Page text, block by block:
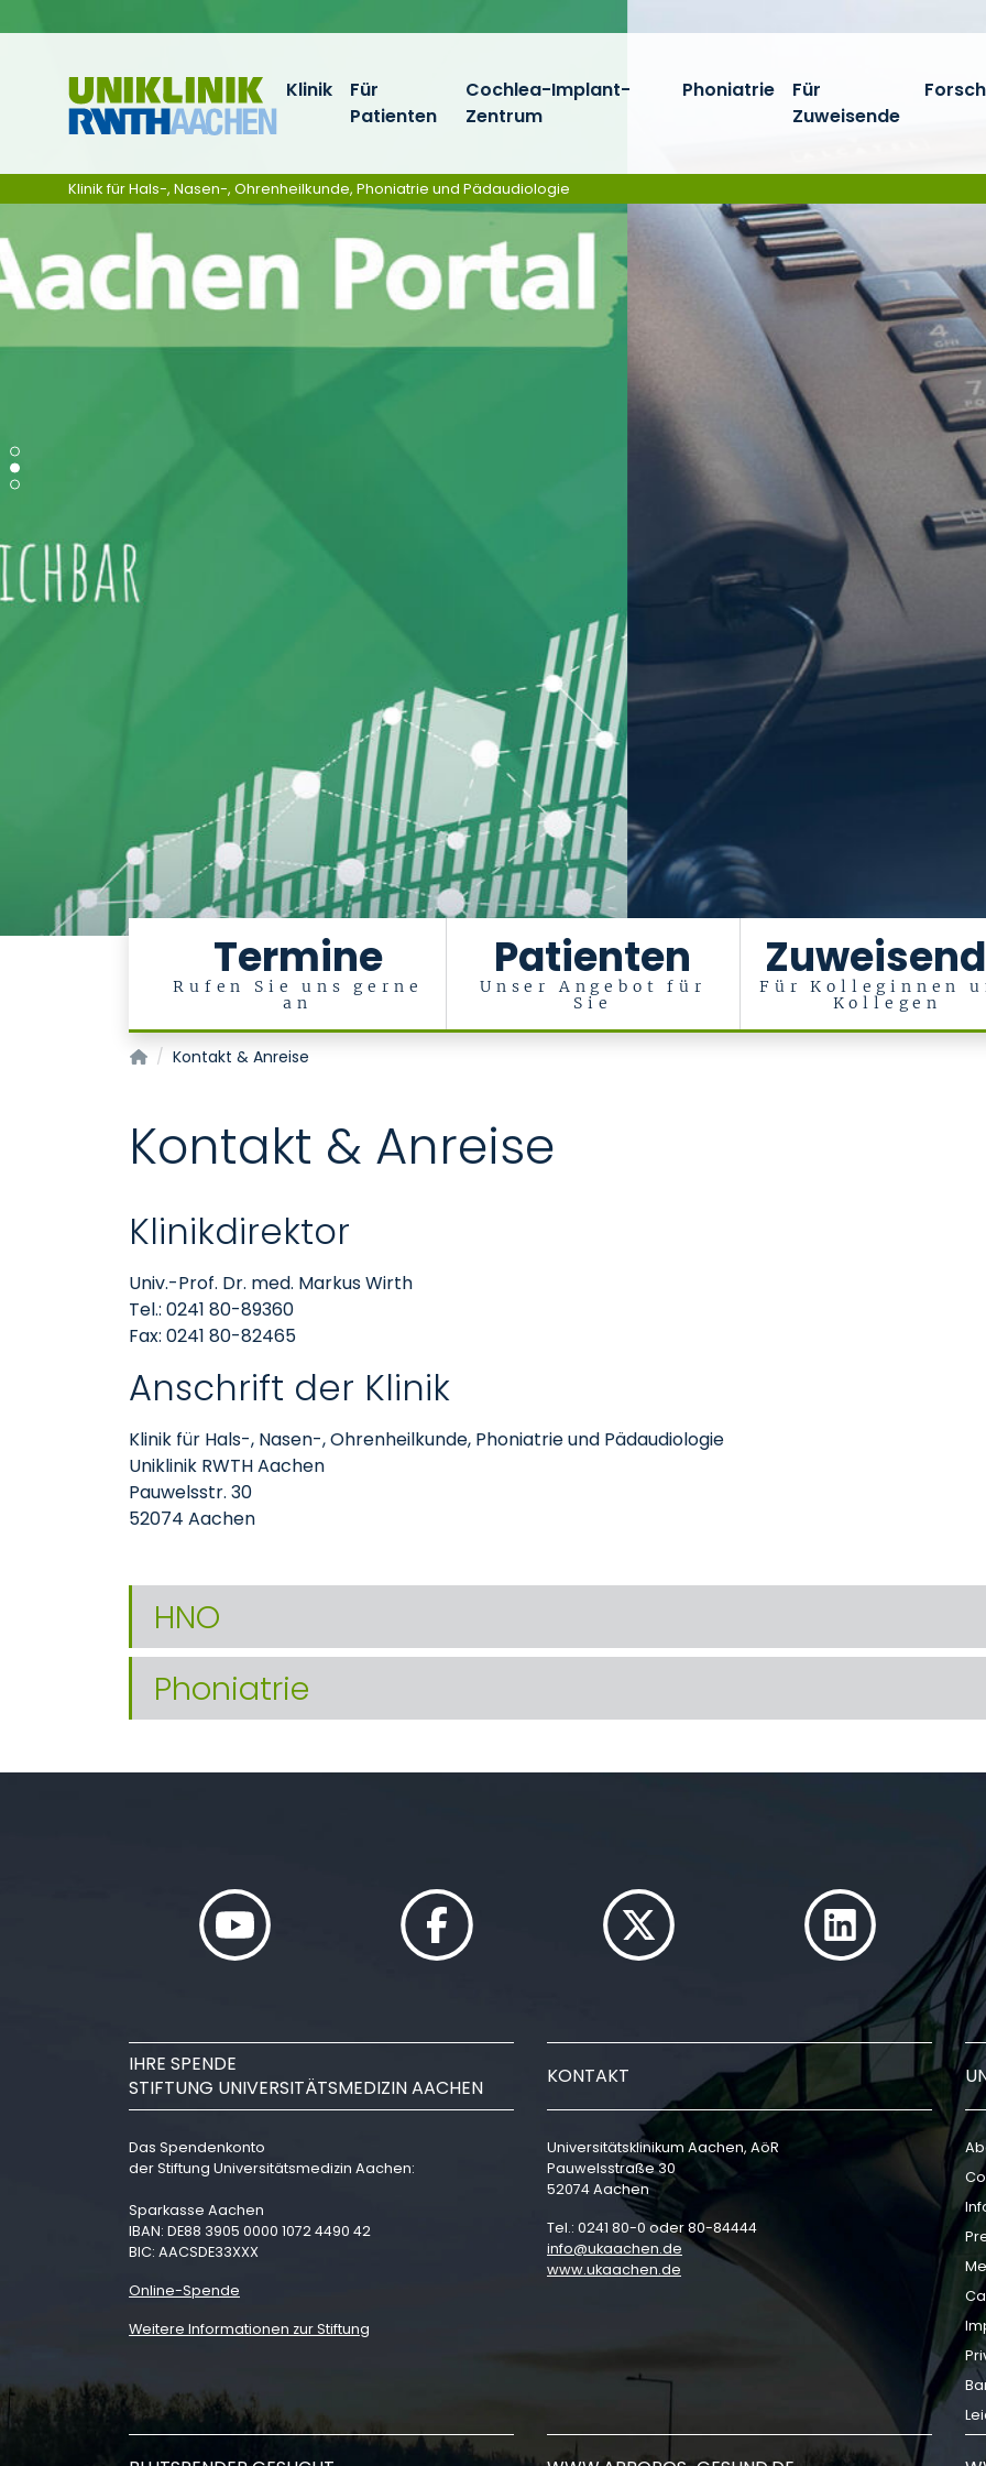
Termine
Rufen Sie uns gerne
an
Patienten
Unser Angebot für
Sie
Für Kolleginnen
Kollegen
Klinik
Für
Patienten
Cochlea-Implant-
Zentrum
Phoniatrie
Für
Zuweisende
Klinik für Hals-, Nasen-, Ohrenheilkunde, Phoniatrie und Pädaudiologie
Klinik für Hals-, Nasen-, Ohrenheilkunde, Phoniatrie und Pädaudiologie
Kontakt & Anreise
Kontakt & Anreise
Klinikdirektor
Univ.-Prof. Dr. med. Markus Wirth
Tel.: 0241 80-89360
Fax: 0241 80-82465
Anschrift der Klinik
Klinik für Hals-, Nasen-, Ohrenheilkunde, Phoniatrie und Pädaudiologie
Uniklinik RWTH Aachen
Pauwelsstr. 30
52074 Aachen
HNO
Phoniatrie
IHRE SPENDE
STIFTUNG UNIVERSITÄTSMEDIZIN AACHEN
Das Spendenkonto
der Stiftung Universitätsmedizin Aachen:
Sparkasse Aachen
IBAN: DE88 3905 0000 1072 4490 42
BIC: AACSDE33XXX
Online-Spende
Weitere Informationen zur Stiftung
KONTAKT
Universitätsklinikum Aachen, AöR
Pauwelsstraße 30
52074 Aachen
Tel.: 0241 80-0 oder 80-84444
info
ukaachen de
www.ukaachen.de